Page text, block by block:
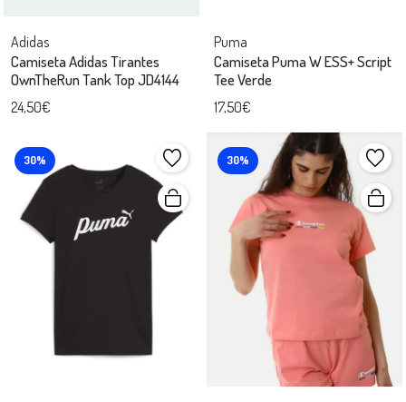
Adidas
Camiseta Adidas Tirantes
OwnTheRun Tank Top JD4144
24,50€
Puma
Camiseta Puma W ESS+ Script
Tee Verde
17,50€
30% 30%